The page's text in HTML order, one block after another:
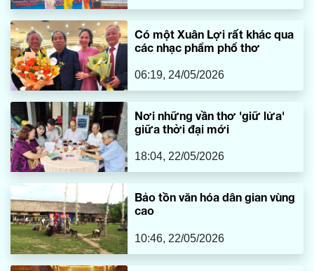
Có một Xuân Lợi rất khác qua
các nhạc phẩm phổ thơ
06:19, 24/05/2026
Nơi những vần thơ 'giữ lửa'
giữa thời đại mới
18:04, 22/05/2026
Bảo tồn văn hóa dân gian vùng
cao
10:46, 22/05/2026